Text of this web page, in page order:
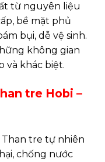
từ nguyên liệu
bề mặt phủ
bụi, dễ vệ sinh.
không gian
và khác biệt.
tre Hobi –
tre tự nhiên
chống nước